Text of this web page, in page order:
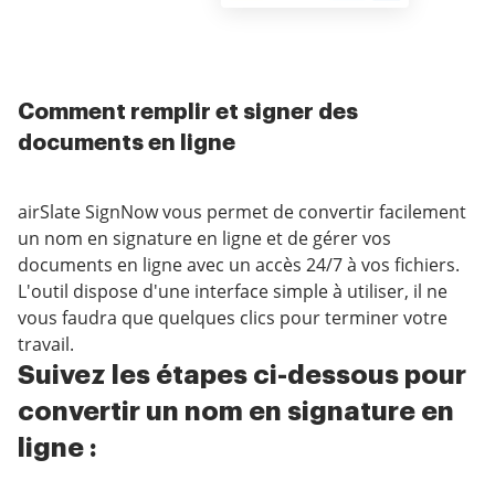
Comment remplir et signer des
documents en ligne
airSlate SignNow vous permet de convertir facilement
un nom en signature en ligne et de gérer vos
documents en ligne avec un accès 24/7 à vos fichiers.
L'outil dispose d'une interface simple à utiliser, il ne
vous faudra que quelques clics pour terminer votre
travail.
Suivez les étapes ci-dessous pour
convertir un nom en signature en
ligne :